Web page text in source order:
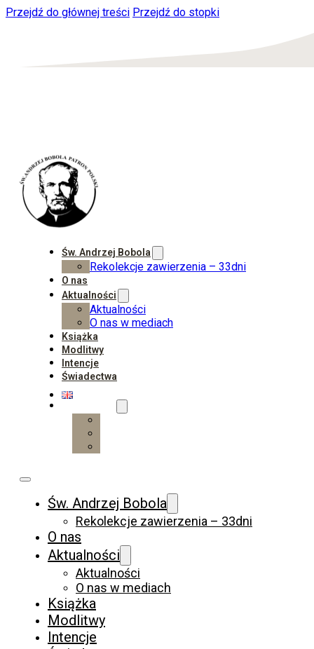
Przejdź do głównej treści Przejdź do stopki
Św. Andrzej Bobola
Rekolekcje zawierzenia – 33dni
O nas
Aktualności
Aktualności
O nas w mediach
Książka
Modlitwy
Intencje
Świadectwa
Św. Andrzej Bobola
Rekolekcje zawierzenia – 33dni
O nas
Aktualności
Aktualności
O nas w mediach
Książka
Modlitwy
Intencje